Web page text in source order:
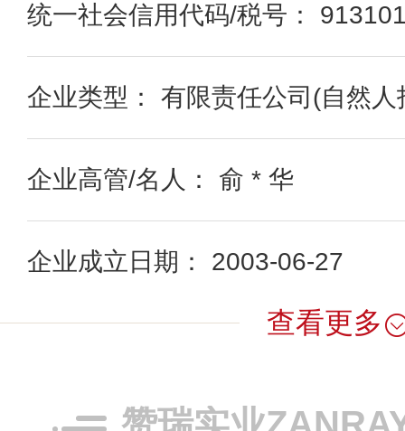
统一社会信用代码/税号：
企业类型： 有限责任公司(自然人
企业高管/名人： 俞 * 华
企业成立日期： 2003-06-27
查看更多